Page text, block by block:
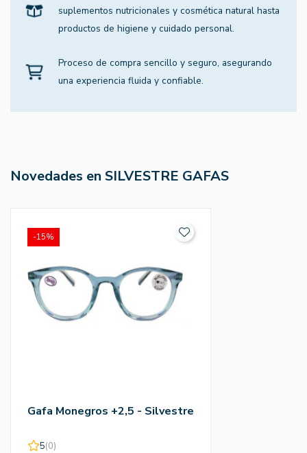
suplementos nutricionales y cosmética natural hasta
productos de higiene y cuidado personal.
Proceso de compra sencillo y seguro, asegurando
una experiencia fluida y confiable.
Novedades en SILVESTRE GAFAS
Gafa Monegros +2,5 - Silvestre
5(0)
-15%